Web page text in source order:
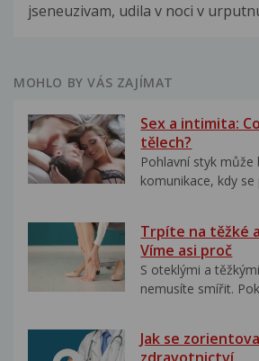
jseneuzivam, udila v noci v
MOHLO BY VÁS ZAJÍMAT
Sex a intimita:
tělech?
Pohlavní styk
komunikace, kdy se
Trpíte na těžké
Víme asi proč
S oteklými a
nemusíte smířit.
Jak se